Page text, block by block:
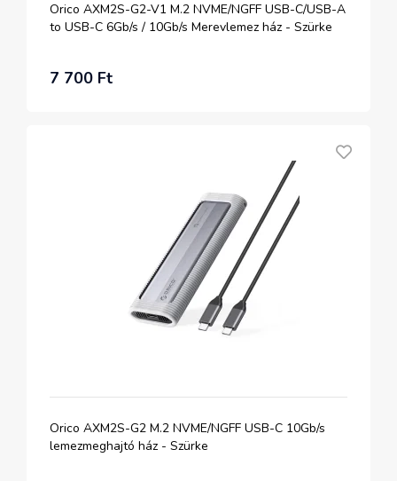
Orico AXM2S-G2-V1 M.2 NVME/NGFF USB-C/USB-A
to USB-C 6Gb/s / 10Gb/s Merevlemez ház - Szürke
7 700 Ft
Orico AXM2S-G2 M.2 NVME/NGFF USB-C 10Gb/s
lemezmeghajtó ház - Szürke